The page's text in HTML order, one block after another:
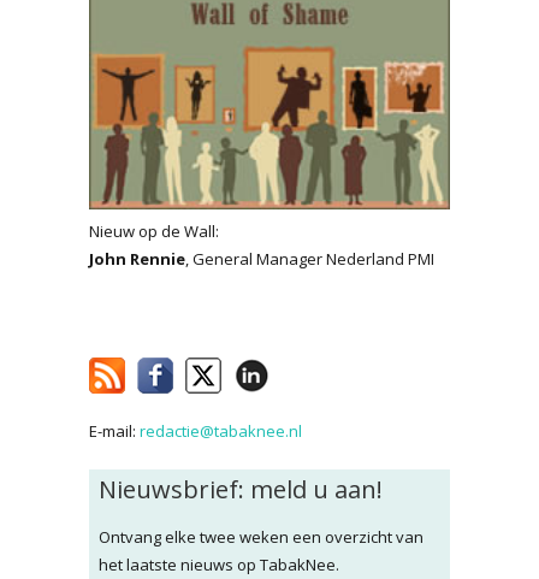
Nieuw op de Wall:
John Rennie, General Manager Nederland PMI
E-mail: redactie@tabaknee.nl
Nieuwsbrief: meld u aan!
Ontvang elke twee weken een overzicht van
het laatste nieuws op TabakNee.